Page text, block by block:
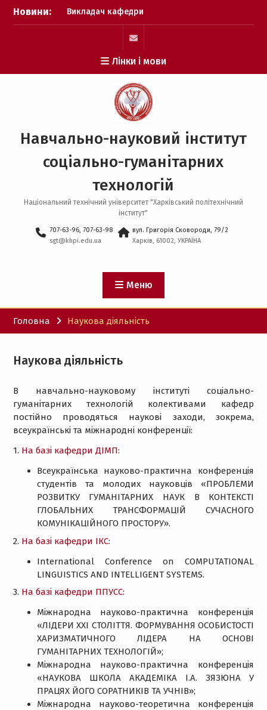
Перейти
Новини:
Викладач кафедри
фізичного виховання
здобуває три золоті
медалі на Чемпіонаті
Світу з гирьового спорту!
НАУКОВИЙ УСПІХ КАФЕДРИ
ВСЕУКРАЇНСЬКОМУ РІВНІ
СТУДЕНТИ КАФЕДРИ
СОЦІОЛОГІЇ І ПУБЛІЧНОГО
УПРАВЛІННЯ ПРИЙНЯЛИ
АКТИВНУ УЧАСТЬ У
ПРИСВЯЧЕНИХ 30-ТІЙ
КОНСТИТУЦІЇ УКРАЇНИ
ЗАХОДАХ
mail
Лінки і мови
Навчально-науковий інститут
соціально-гуманітарних
технологій
Національний технічний університет "Харківський політехнічний
інститут"
707-63-96, 707-63-98
sgt@khpi.edu.ua
вул. Григорія Сковороди, 79/2
Харків, 61002, УКРАЇНА
Меню
Головна Наукова діяльність
Наукова діяльність
В навчально-науковому інституті соціально-
гуманітарних технологій колективами кафедр
постійно проводяться наукові заходи, зокрема,
всеукраїнські та міжнародні конференції:
1. На базі кафедри ДІМП:
Всеукраїнська науково-практична конференція
студентів та молодих науковців «ПРОБЛЕМИ
РОЗВИТКУ ГУМАНІТАРНИХ НАУК В КОНТЕКСТІ
ГЛОБАЛЬНИХ ТРАНСФОРМАЦІЙ СУЧАСНОГО
КОМУНІКАЦІЙНОГО ПРОСТОРУ».
2. На базі кафедри ІКС:
International Conference on COMPUTATIONAL
LINGUISTICS AND INTELLIGENT SYSTEMS.
3. На базі кафедри ППУСС:
Міжнародна науково-практична конференція
«ЛІДЕРИ ХХІ СТОЛІТТЯ. ФОРМУВАННЯ ОСОБИСТОСТІ
ХАРИЗМАТИЧНОГО ЛІДЕРА НА ОСНОВІ
ГУМАНІТАРНИХ ТЕХНОЛОГІЙ»;
Міжнародна науково-практична конференція
«НАУКОВА ШКОЛА АКАДЕМІКА І.А. ЗЯЗЮНА У
ПРАЦЯХ ЙОГО СОРАТНИКІВ ТА УЧНІВ»;
Міжнародна науково-теоретична конференція